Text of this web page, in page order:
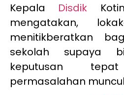
Kepala Disdik
mengatakan,
menitikberatkan
sekolah supaya
keputusan
permasalahan